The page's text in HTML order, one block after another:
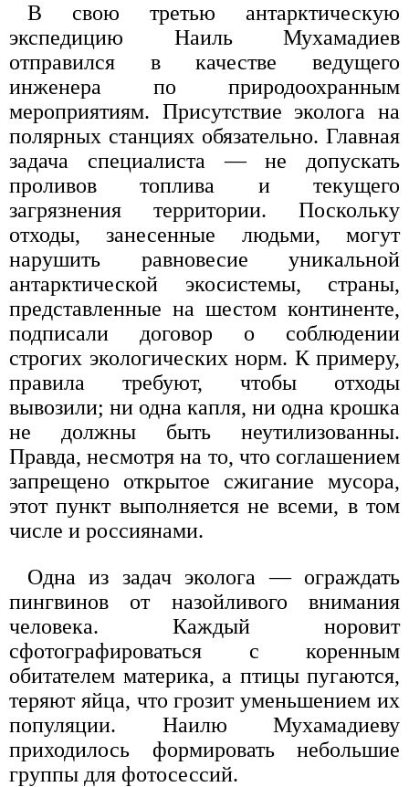
В свою третью антарктическую
экспедицию Наиль Мухамадиев
отправился в качестве ведущего
инженера по природоохранным
мероприятиям. Присутствие эколога на
полярных станциях обязательно. Главная
задача специалиста — не допускать
проливов топлива и текущего
загрязнения территории. Поскольку
отходы, занесенные людьми, могут
нарушить равновесие уникальной
антарктической экосистемы, страны,
представленные на шестом континенте,
подписали договор о соблюдении
строгих экологических норм. К примеру,
правила требуют, чтобы отходы
вывозили; ни одна капля, ни одна крошка
не должны быть неутилизованны.
Правда, несмотря на то, что соглашением
запрещено открытое сжигание мусора,
этот пункт выполняется не всеми, в том
числе и россиянами.
Одна из задач эколога — ограждать
пингвинов от назойливого внимания
человека. Каждый норовит
сфотографироваться с коренным
обитателем материка, а птицы пугаются,
теряют яйца, что грозит уменьшением их
популяции. Наилю Мухамадиеву
приходилось формировать небольшие
группы для фотосессий.